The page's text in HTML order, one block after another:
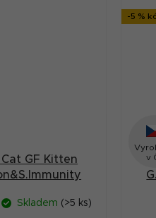
GF Kitten
Skladem (>5 ks)
v
-5 %